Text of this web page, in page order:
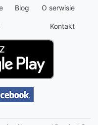
Blog O serwisie
Kontakt